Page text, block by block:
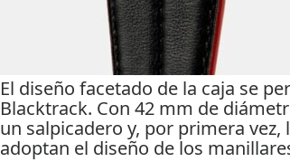
El diseño facetado de la caja se
Blacktrack. Con 42 mm de
un salpicadero y, por primera
adoptan el diseño de los